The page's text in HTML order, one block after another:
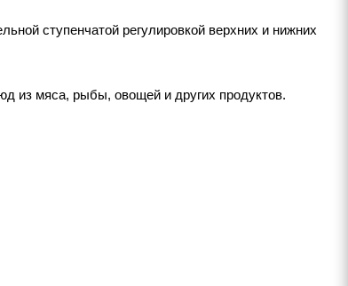
ступенчатой регулировкой верхних и нижних
из мяса, рыбы, овощей и других продуктов.